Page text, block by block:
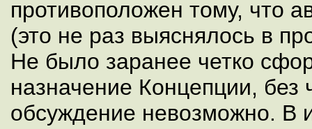
противоположен тому, что
(это не раз выяснялось в
Не было заранее четко
назначение Концепции, без
обсуждение невозможно. В